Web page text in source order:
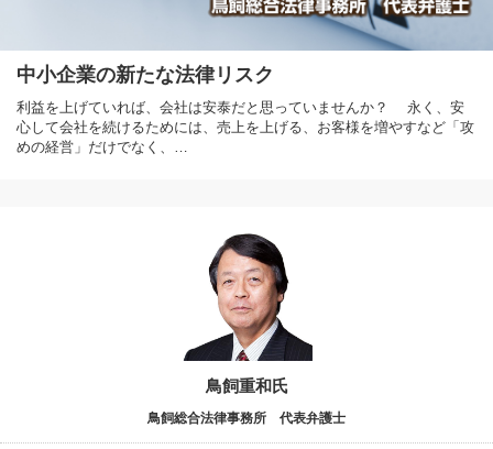
中小企業の新たな法律リスク
利益を上げていれば、会社は安泰だと思っていませんか？ 永く、安
心して会社を続けるためには、売上を上げる、お客様を増やすなど「攻
めの経営」だけでなく、…
鳥飼重和氏
鳥飼総合法律事務所 代表弁護士